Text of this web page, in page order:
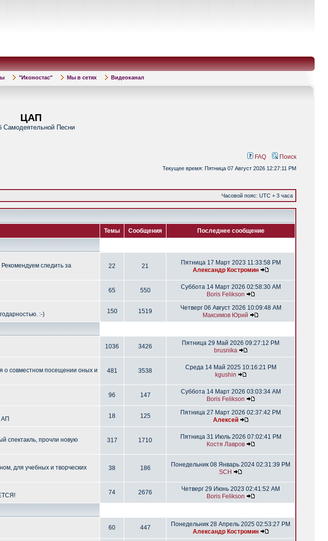
"Иконостас" Мы в сетях Видеоканал
ЦАП
Самодеятельной Песни
FAQ Поиск
Текущее время: Пятница 07 Август 2026 12:27:11 PM
Часовой пояс: UTC + 3 часа
Темы Сообщения Последнее сообщение
следить за
22 21
Пятница 17 Март 2023 11:33:58 PM
Александр Костромин
65 550
Суббота 14 Март 2026 02:58:30 AM
Boris Felikson
:-) 150 1519
Четверг 06 Август 2026 10:09:48 AM
Максимов Юрий
1036 3426
Пятница 29 Май 2026 09:27:12 PM
brusnika
о совместном посещении оных и
481 3538
Среда 14 Май 2025 10:16:21 PM
kgushin
96 147
Суббота 14 Март 2026 03:03:34 AM
Boris Felikson
АП 18 125
Пятница 27 Март 2026 02:37:42 PM
Алексей
спектакль, прочли новую
317 1710
Пятница 31 Июль 2026 07:02:41 PM
Костя Лавров
для учебных и творческих
38 186
Понедельник 08 Январь 2024 02:31:39 PM
SCH
74 2676
Четверг 29 Июнь 2023 02:41:52 AM
Boris Felikson
60 447
Понедельник 28 Апрель 2025 02:53:27 PM
Александр Костромин